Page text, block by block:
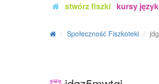
stwórz fiszki kursy
Społeczność Fiszkoteki